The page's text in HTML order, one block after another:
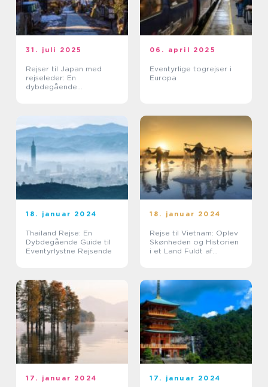
31. juli 2025
Rejser til Japan med
rejseleder: En
dybdegående
06. april 2025
Eventyrlige togrejser i
Europa
18. januar 2024
Thailand Rejse: En
Dybdegående Guide til
Eventyrlystne Rejsende
18. januar 2024
Rejse til Vietnam: Oplev
Skønheden og Historien
i et Land Fuldt af
17. januar 2024 17. januar 2024